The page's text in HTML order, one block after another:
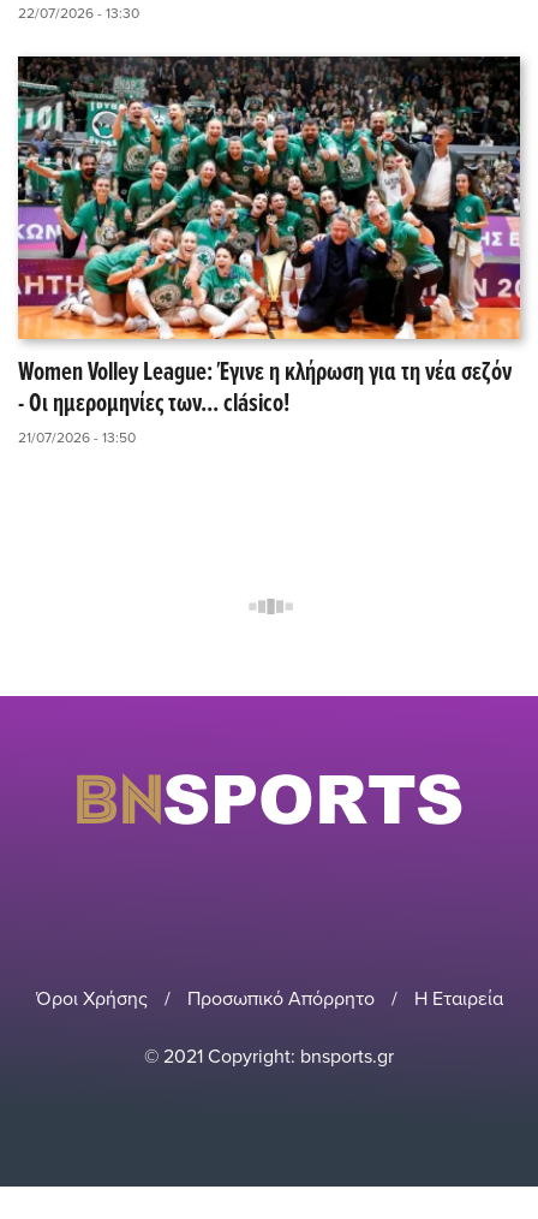
22/07/2026 - 13:30
Women Volley League: Έγινε η κλήρωση για τη νέα σεζόν
- Οι ημερομηνίες των... clásico!
21/07/2026 - 13:50
Όροι Χρήσης / Προσωπικό Απόρρητο / Η Εταιρεία
© 2021 Copyright: bnsports.gr